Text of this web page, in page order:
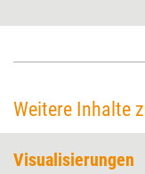
Weitere Inhalte
Visualisierungen